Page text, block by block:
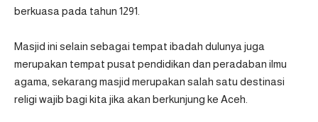
berkuasa pada tahun 1291.
Masjid ini selain sebagai tempat ibadah dulunya juga
merupakan tempat pusat pendidikan dan peradaban ilmu
agama, sekarang masjid merupakan salah satu destinasi
religi wajib bagi kita jika akan berkunjung ke Aceh.